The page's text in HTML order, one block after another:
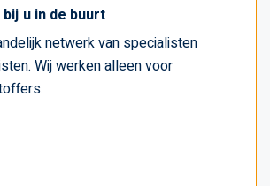
u in de buurt
netwerk van specialisten
Wij werken alleen voor